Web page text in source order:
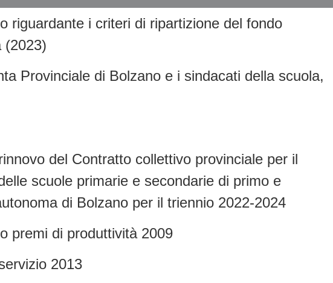
riguardante i criteri di ripartizione del fondo
(2023)
Provinciale di Bolzano e i sindacati della scuola,
del Contratto collettivo provinciale per il
scuole primarie e secondarie di primo e
di Bolzano per il triennio 2022-2024
premi di produttività 2009
2013